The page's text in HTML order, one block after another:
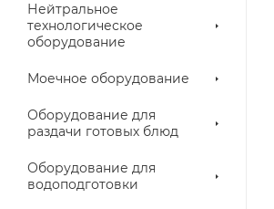
Нейтральное
технологическое
оборудование
Моечное оборудование
Оборудование для
раздачи готовых блюд
Оборудование для
водоподготовки